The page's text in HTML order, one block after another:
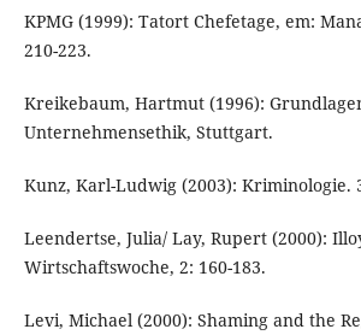
KPMG (1999): Tatort Chefetage, em:
210-223.
Kreikebaum, Hartmut (1996):
Unternehmensethik, Stuttgart.
Kunz, Karl-Ludwig (2003): Kriminologie.
Leendertse, Julia/ Lay, Rupert (2000):
Wirtschaftswoche, 2: 160-183.
Levi, Michael (2000): Shaming and the